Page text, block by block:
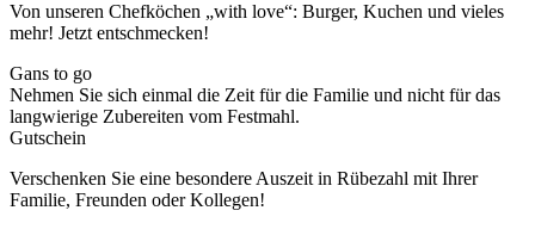
Von unseren Chefköchen „with love“: Burger, Kuchen und vieles
mehr! Jetzt entschmecken!
Gans to go
Nehmen Sie sich einmal die Zeit für die Familie und nicht für das
langwierige Zubereiten vom Festmahl.
Gutschein
Verschenken Sie eine besondere Auszeit in Rübezahl mit Ihrer
Familie, Freunden oder Kollegen!